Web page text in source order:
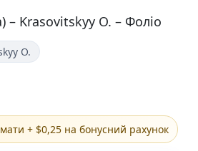
– Krasovitskyy O. – Фоліо
O.
+ $0,25 на бонусний рахунок